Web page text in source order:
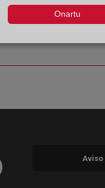
nueva)
ventana nueva)
(abre en ventana nueva)
Flickr (abre en ventana
Aviso
Onartu